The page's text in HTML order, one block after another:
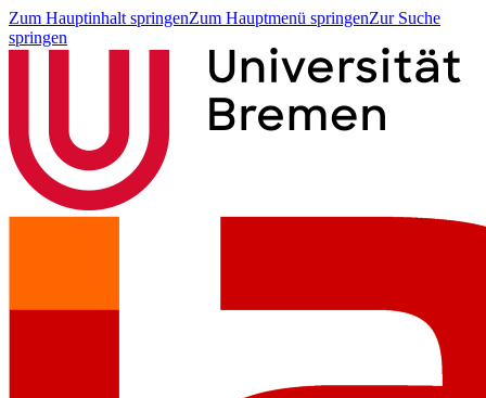
Zum Hauptinhalt springenZum Hauptmenü springenZur Suche
springen